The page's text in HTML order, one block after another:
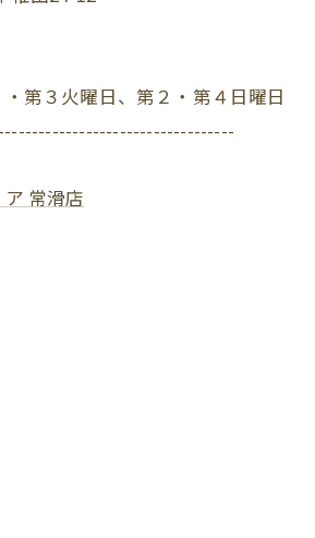
第３火曜日、第２・第４日曜日
常滑店